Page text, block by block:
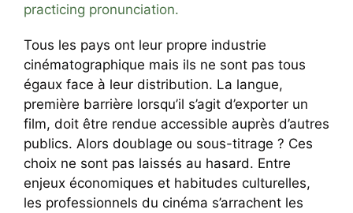
practicing pronunciation.
Tous les pays ont leur propre industrie
cinématographique mais ils ne sont pas tous
égaux face à leur distribution. La langue,
première barrière lorsqu’il s’agit d’exporter un
film, doit être rendue accessible auprès d’autres
publics. Alors doublage ou sous-titrage ? Ces
choix ne sont pas laissés au hasard. Entre
enjeux économiques et habitudes culturelles,
les professionnels du cinéma s’arrachent les